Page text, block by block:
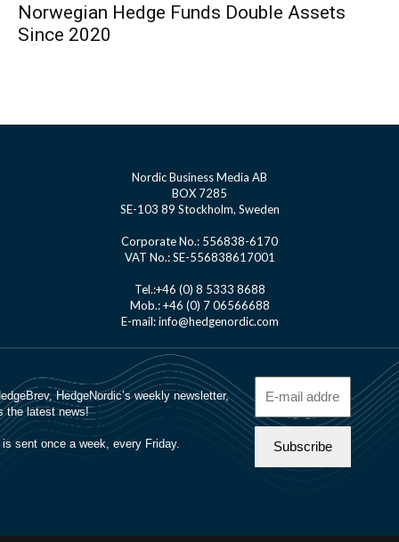
Norwegian Hedge Funds Double Assets
Since 2020
Nordic Business Media AB
BOX 7285
SE-103 89 Stockholm, Sweden
Corporate No.: 556838-6170
VAT No.: SE-556838617001
Tel.:+46 (0) 8 5333 8688
Mob.: +46 (0) 7 06566688
E-mail: info@hedgenordic.com